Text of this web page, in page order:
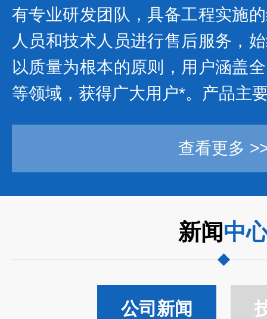
有专业研发团队，具备工程实施
人员和技术人员进行售后服务，
以质量为根本的原则，用户涵盖
等领域，获得广大用户*。产品主
查看更多
新闻中
公司新闻